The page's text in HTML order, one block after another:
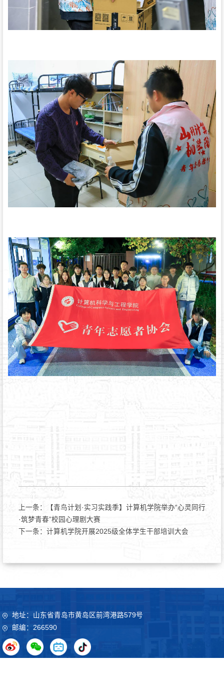
上一条：
【青鸟计划·实习实践季】计算机学院举办“心灵同行
·筑梦青春”校园心理剧大赛
下一条： 计算机学院开展2025级全体学生干部培训大会
地址：山东省青岛市黄岛区前湾港路579号
邮编：266590